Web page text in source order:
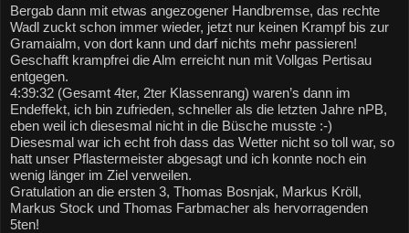
Bergab dann mit etwas angezogener Handbremse, das rechte
Wadl zuckt schon immer wieder, jetzt nur keinen Krampf bis zur
Gramaialm, von dort kann und darf nichts mehr passieren!
Geschafft krampfrei die Alm erreicht nun mit Vollgas Pertisau
entgegen.
4:39:32 (Gesamt 4ter, 2ter Klassenrang) waren’s dann im
Endeffekt, ich bin zufrieden, schneller als die letzten Jahre nPB,
eben weil ich diesesmal nicht in die Büsche musste :-)
Diesesmal war ich echt froh dass das Wetter nicht so toll war, so
hatt unser Pflastermeister abgesagt und ich konnte noch ein
wenig länger im Ziel verweilen.
Gratulation an die ersten 3, Thomas Bosnjak, Markus Kröll,
Markus Stock und Thomas Farbmacher als hervorragenden
5ten!